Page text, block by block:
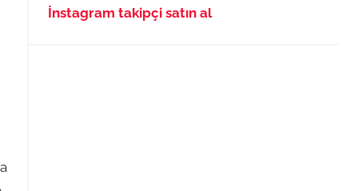
İnstagram takipçi satın al